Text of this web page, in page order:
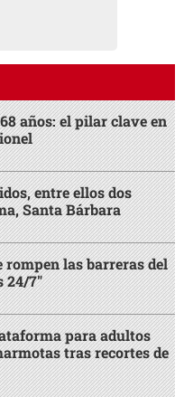
años: el pilar clave en
entre ellos dos
Santa Bárbara
las barreras del
24/7"
para adultos
tras recortes de